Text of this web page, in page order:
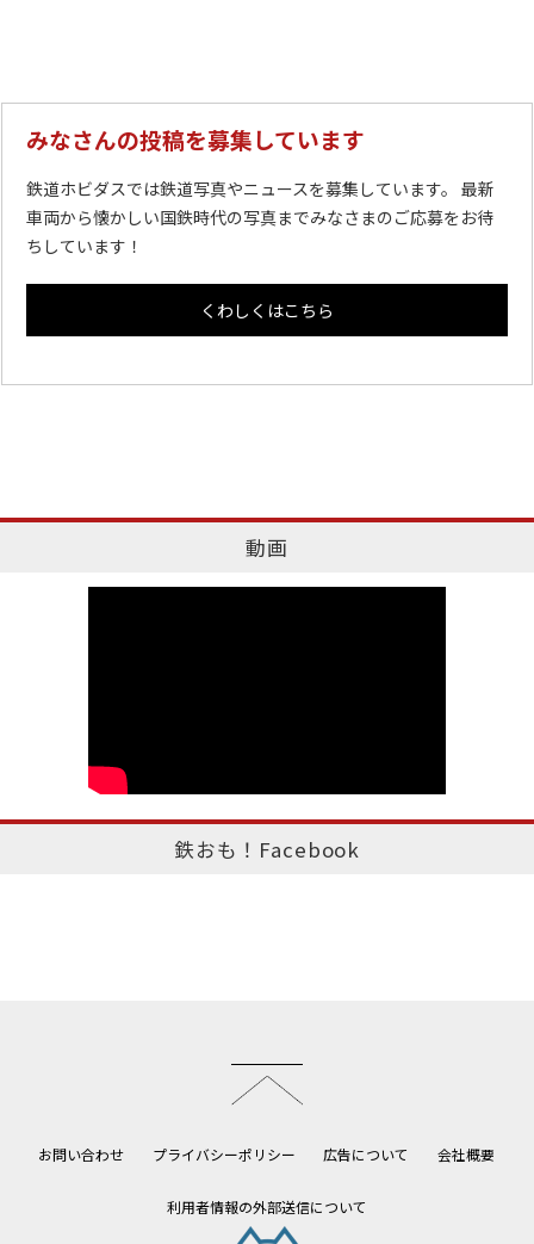
みなさんの投稿を募集しています
鉄道ホビダスでは鉄道写真やニュースを募集しています。 最新
車両から懐かしい国鉄時代の写真までみなさまのご応募をお待
ちしています！
くわしくはこちら
動画
鉄おも！Facebook
お問い合わせ プライバシーポリシー 広告について 会社概要
利用者情報の外部送信について